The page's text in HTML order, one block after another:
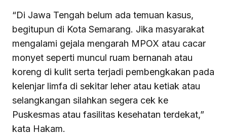
“Di Jawa Tengah belum ada temuan kasus,
begitupun di Kota Semarang. Jika masyarakat
mengalami gejala mengarah MPOX atau cacar
monyet seperti muncul ruam bernanah atau
koreng di kulit serta terjadi pembengkakan pada
kelenjar limfa di sekitar leher atau ketiak atau
selangkangan silahkan segera cek ke
Puskesmas atau fasilitas kesehatan terdekat,”
kata Hakam.